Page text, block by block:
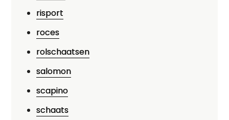
risport
roces
rolschaatsen
salomon
scapino
schaats